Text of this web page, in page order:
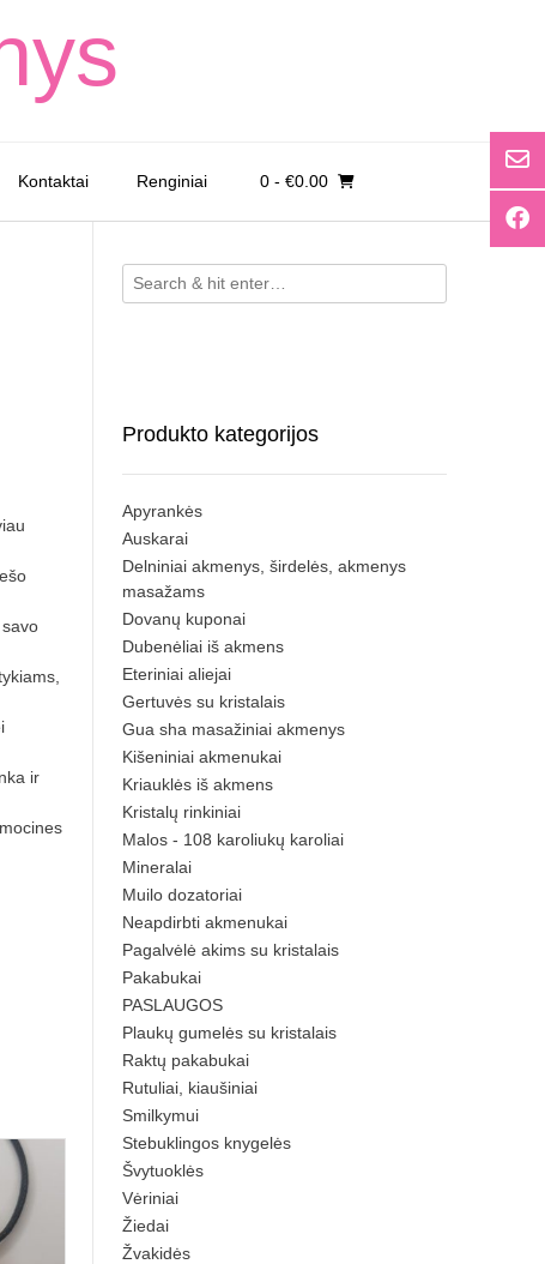
Kontaktai Renginiai 0- €0.00
ir
Produkto kategorijos
Apyrankės
Auskarai
Delniniai akmenys, širdelės, akmenys
masažams
Dovanų kuponai
Dubenėliai iš akmens
Eteriniai aliejai
Gertuvės su kristalais
Gua sha masažiniai akmenys
Kišeniniai akmenukai
Kriauklės iš akmens
Kristalų rinkiniai
Malos - 108 karoliukų karoliai
Mineralai
Muilo dozatoriai
Neapdirbti akmenukai
Pagalvėlė akims su kristalais
Pakabukai
PASLAUGOS
Plaukų gumelės su kristalais
Raktų pakabukai
Rutuliai, kiaušiniai
Smilkymui
Stebuklingos knygelės
Švytuoklės
Vėriniai
Žiedai
Žvakidės